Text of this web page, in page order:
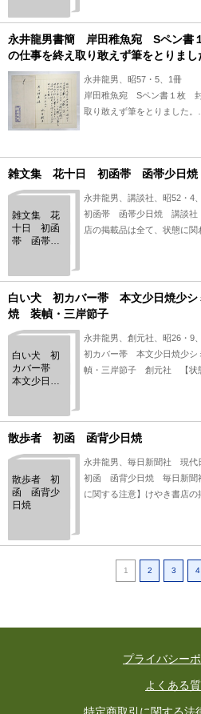
永井龍男書簡 岸田稚魚宛 Sペン
の仕事を終え取り敢えず筆をとりまし
永井龍男、昭57・5、1冊
岸田稚魚宛 Sペン書１枚
取り敢えず筆をとりました
き書店の掲載品は全て、状
示されています。「日本の
必須となりましたが、当店
区分けは適切ではない（不
雑文集 花十日 初函帯 函帯少日焼
雑文集 花
十日 初函
帯 函帯少
永井龍男、講談社、昭52・4
初函帯 函帯少日焼 講談社
店の掲載品は全て、状態に
れています。「日本の古本
となりましたが、当店の扱
という表現は考慮にいれない
ましては、解説欄等をご参考
白い犬 初カバー帯 本文少日焼少シ
焼 装幀・三岸節子
白い犬 初
カバー帯
本文少日焼
痛少日焼
装幀・三岸
節子
永井龍男、創元社、昭26・9
初カバー帯 本文少日焼少
幀・三岸節子 創元社 【状
載品は全て、状態に関わら
ます。「日本の古本屋」は
切ではない（不可能な）為、
は、解説欄等をご参考にして
に問題なく良好とお考え下さ
散歩者 初函 函背少日焼
散歩者 初
函 函背少
日焼
永井龍男、毎日新聞社 現代
初函 函背少日焼 毎日新聞
に関する注意】けやき書店
「中古品（並）」と表示さ
段階の「状態」表記が必須
状態欄の「中古品（並）」
い。痛みなどの瑕疵につき
1 2 3 4
プライバシー
よくある